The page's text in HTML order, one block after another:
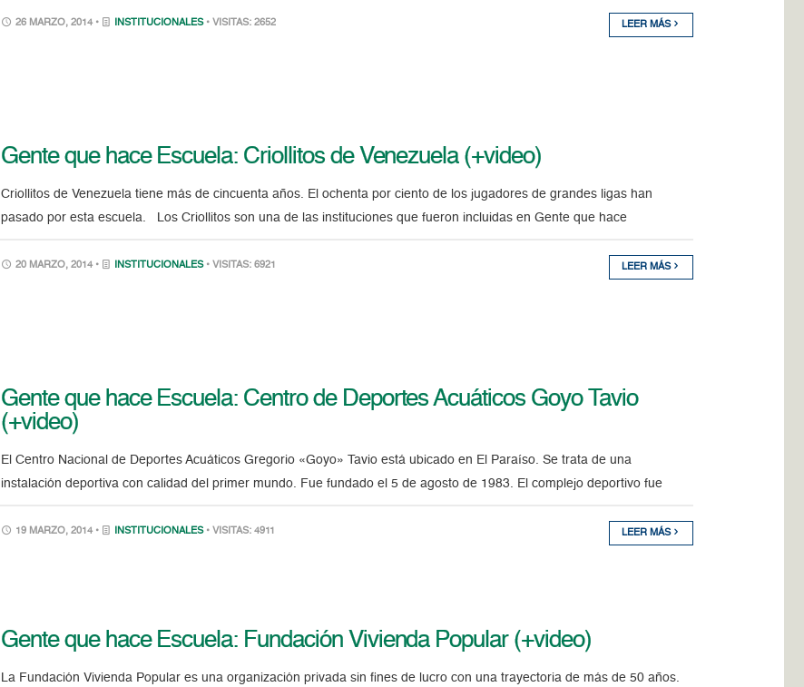
26 MARZO, 2014 • INSTITUCIONALES • VISITAS: 2652 LEER MÁS
Gente que hace Escuela: Criollitos de Venezuela (+video)
Criollitos de Venezuela tiene más de cincuenta años. El ochenta por ciento de los jugadores de grandes ligas han
pasado por esta escuela. Los Criollitos son una de las instituciones que fueron incluidas en Gente que hace
20 MARZO, 2014 • INSTITUCIONALES • VISITAS: 6921 LEER MÁS
Gente que hace Escuela: Centro de Deportes Acuáticos Goyo Tavio
(+video)
El Centro Nacional de Deportes Acuáticos Gregorio «Goyo» Tavio está ubicado en El Paraíso. Se trata de una
instalación deportiva con calidad del primer mundo. Fue fundado el 5 de agosto de 1983. El complejo deportivo fue
19 MARZO, 2014 • INSTITUCIONALES • VISITAS: 4911 LEER MÁS
Gente que hace Escuela: Fundación Vivienda Popular (+video)
La Fundación Vivienda Popular es una organización privada sin fines de lucro con una trayectoria de más de 50 años.